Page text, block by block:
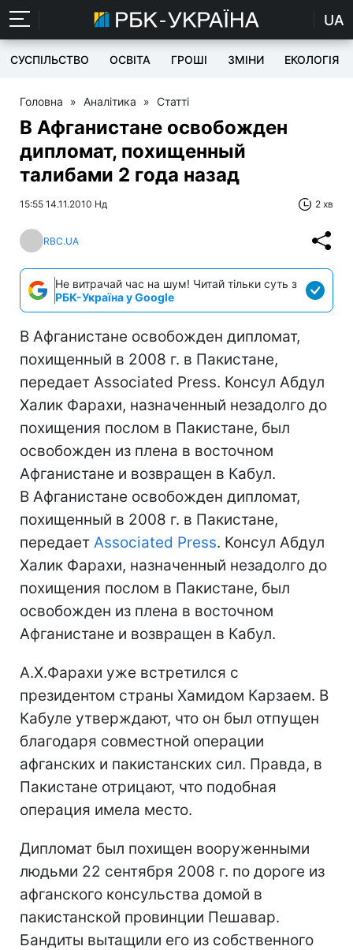
UA
СУСПІЛЬСТВО ОСВІТА ГРОШІ ЗМІНИ ЕКОЛОГІЯ
Головна » Аналітика » Статті
В Афганистане освобожден
дипломат, похищенный
талибами 2 года назад
15:55 14.11.2010 Нд 2 хв
RBC.UA
Не витрачай час на шум! Читай тільки суть з
РБК-Україна у Google
В Афганистане освобожден дипломат,
похищенный в 2008 г. в Пакистане,
передает Associated Press. Консул Абдул
Халик Фарахи, назначенный незадолго до
похищения послом в Пакистане, был
освобожден из плена в восточном
Афганистане и возвращен в Кабул.
В Афганистане освобожден дипломат,
похищенный в 2008 г. в Пакистане,
передает Associated Press. Консул Абдул
Халик Фарахи, назначенный незадолго до
похищения послом в Пакистане, был
освобожден из плена в восточном
Афганистане и возвращен в Кабул.
А.Х.Фарахи уже встретился с
президентом страны Хамидом Карзаем. В
Кабуле утверждают, что он был отпущен
благодаря совместной операции
афганских и пакистанских сил. Правда, в
Пакистане отрицают, что подобная
операция имела место.
Дипломат был похищен вооруженными
людьми 22 сентября 2008 г. по дороге из
афганского консульства домой в
пакистанской провинции Пешавар.
Бандиты вытащили его из собственного